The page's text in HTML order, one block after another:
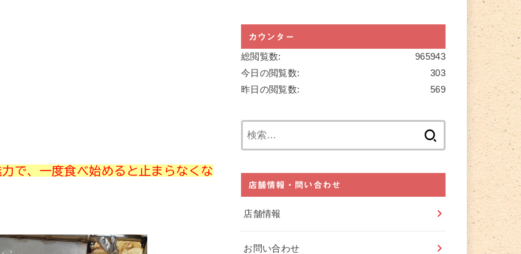
で、一度食べ始めると止まらなくな
カウンター
965943
総閲覧数:
303
今日の閲覧数:
569
昨日の閲覧数:
店舗情報・問い合わせ
店舗情報
お問い合わせ